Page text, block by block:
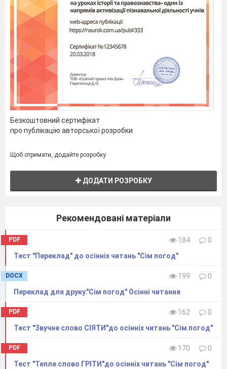
Безкоштовний сертифікат
про публікацію авторської розробки
Щоб отримати, додайте розробку
ДОДАТИ РОЗРОБКУ
Рекомендовані матеріали
PDF 184
0
Тест "Переклад" до осінніх читань "Сім погод"
DOCX 199
0
Переклад для друку."Сім погод" Осінні читання
PDF 162
0
Тест "Звучне слово СІЯТИ"до осінніх читань "Сім погод"
PDF 170
0
Тест "Тепле слово ГРІТИ"до осінніх читань "Сім погод"